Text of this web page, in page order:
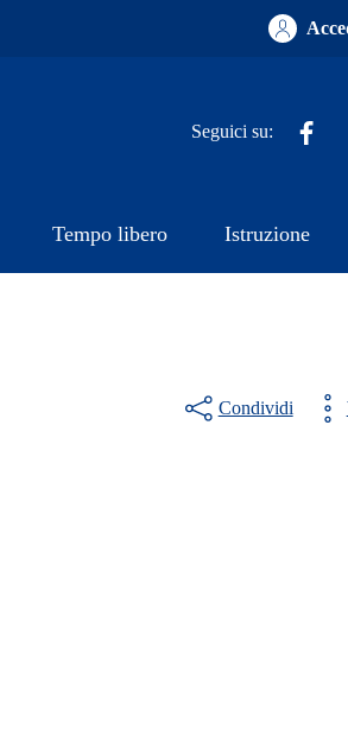
Seguici su:
Tempo libero Istruzione
Condividi